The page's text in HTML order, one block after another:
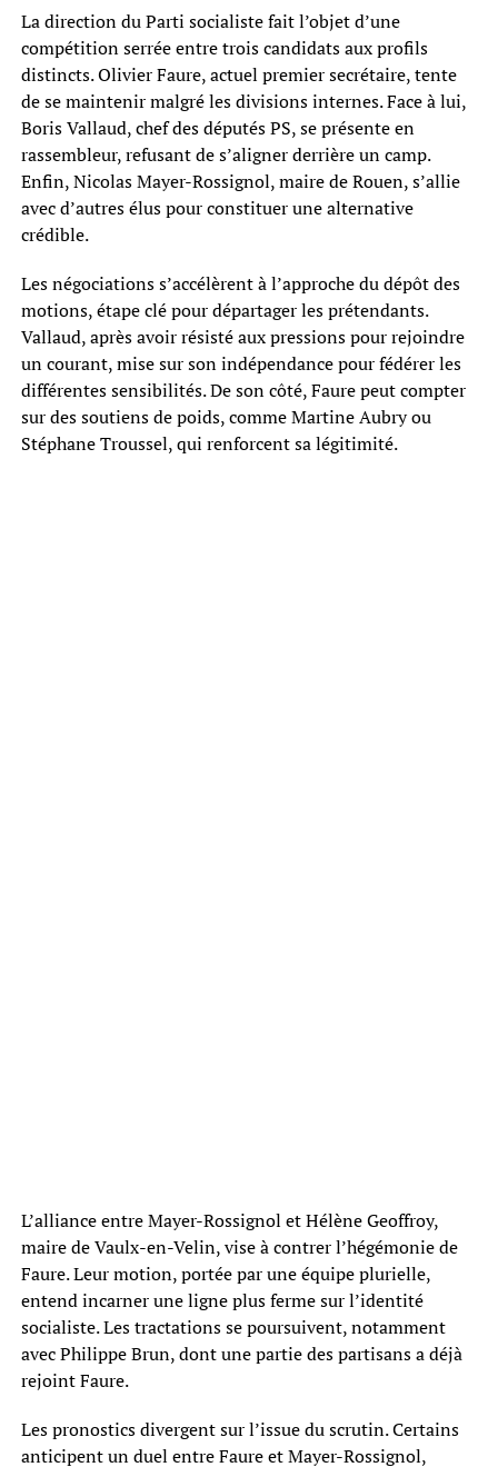
La direction du Parti socialiste fait l’objet d’une
compétition serrée entre trois candidats aux profils
distincts. Olivier Faure, actuel premier secrétaire, tente
de se maintenir malgré les divisions internes. Face à lui,
Boris Vallaud, chef des députés PS, se présente en
rassembleur, refusant de s’aligner derrière un camp.
Enfin, Nicolas Mayer-Rossignol, maire de Rouen, s’allie
avec d’autres élus pour constituer une alternative
crédible.
Les négociations s’accélèrent à l’approche du dépôt des
motions, étape clé pour départager les prétendants.
Vallaud, après avoir résisté aux pressions pour rejoindre
un courant, mise sur son indépendance pour fédérer les
différentes sensibilités. De son côté, Faure peut compter
sur des soutiens de poids, comme Martine Aubry ou
Stéphane Troussel, qui renforcent sa légitimité.
L’alliance entre Mayer-Rossignol et Hélène Geoffroy,
maire de Vaulx-en-Velin, vise à contrer l’hégémonie de
Faure. Leur motion, portée par une équipe plurielle,
entend incarner une ligne plus ferme sur l’identité
socialiste. Les tractations se poursuivent, notamment
avec Philippe Brun, dont une partie des partisans a déjà
rejoint Faure.
Les pronostics divergent sur l’issue du scrutin. Certains
anticipent un duel entre Faure et Mayer-Rossignol,